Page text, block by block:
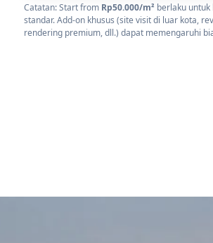
Catatan: Start from Rp50.000/m² berlaku
standar. Add-on khusus (site visit di luar kota,
rendering premium, dll.) dapat memengaruhi